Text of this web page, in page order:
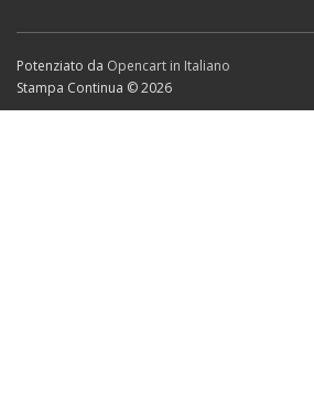
Potenziato da Opencart in Italiano
Stampa Continua © 2026